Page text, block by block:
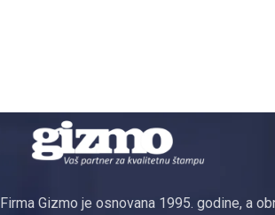
Firma Gizmo je osnovana 1995. godine, a